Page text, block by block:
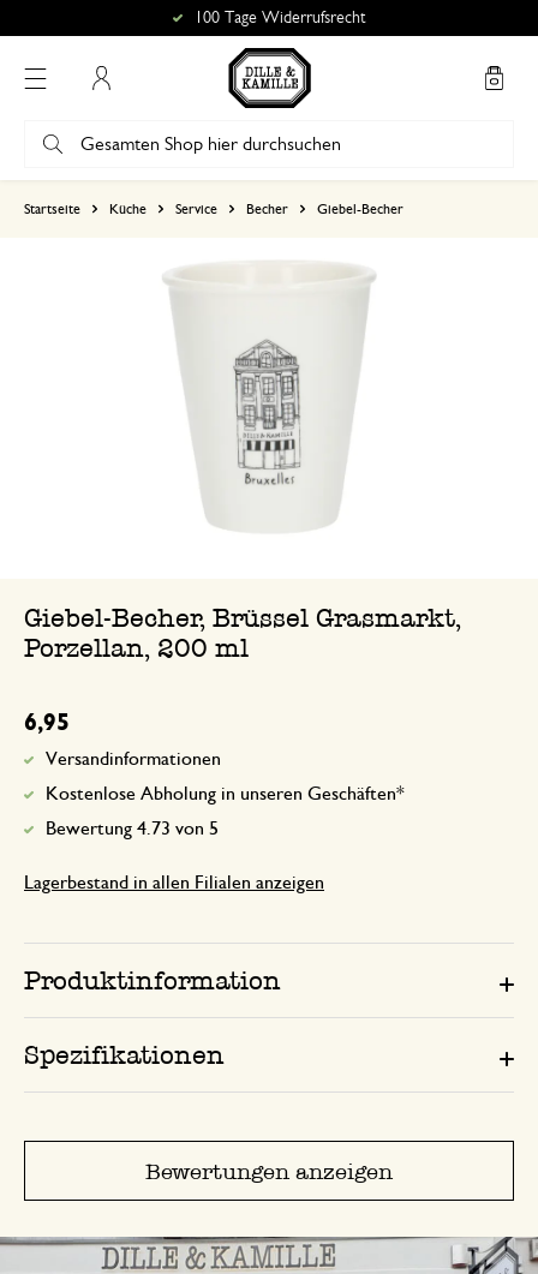
100 Tage Widerrufsrecht
Startseite Küche Service Becher Giebel-Becher
Giebel-Becher, Brüssel Grasmarkt,
Porzellan, 200 ml
6,95
Versandinformationen
Kostenlose Abholung in unseren Geschäften*
Bewertung 4.73 von 5
Lagerbestand in allen Filialen anzeigen
Produktinformation
Spezifikationen
Bewertungen anzeigen
Nur Bewertung, ohne Kommentar